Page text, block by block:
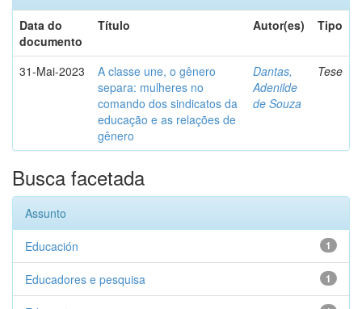
Data do
documento
Título Autor(es) Tipo
31-Mai-2023
A classe une, o gênero
separa: mulheres no
comando dos sindicatos da
educação e as relações de
gênero
Dantas,
Adenilde
de Souza
Tese
Busca facetada
Assunto
1
Educación
1
Educadores e pesquisa